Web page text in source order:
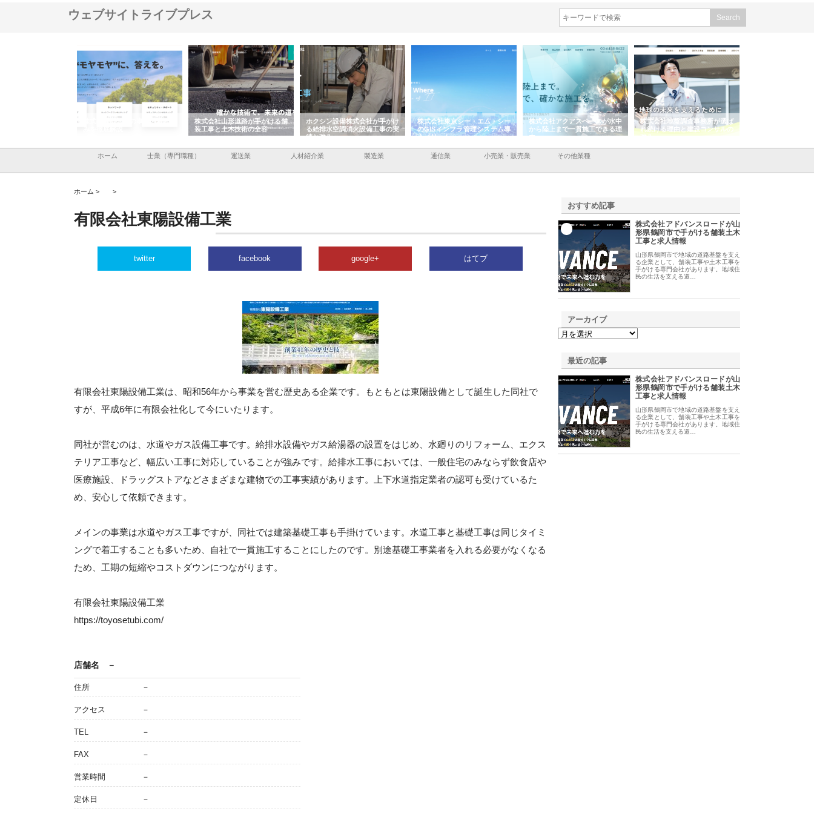
ウェブサイトライブプレス
株式会社ＣＳＡの事業内容と強
株式会社山形道路が手がける舗
装工事と土木技術の全容
ホクシン設備株式会社が手がけ
る給排水空調消火設備工事の実
績と強み
株式会社東京シー・エム・シー
のGISインフラ管理システム導
入メリット
株式会社アクアスペースが水中
から陸上まで一貫施工できる理
由
株式会社地盤調査事務所が選ば
れ続ける理由と建設コンサルの
強み
ホーム 士業（専門職種） 運送業 人材紹介業 製造業 通信業 小売業・販売業 その他業種
ホーム > >
有限会社東陽設備工業
twitter facebook google+ はてブ
有限会社東陽設備工業は、昭和56年から事業を営む歴史ある企業です。もともとは東陽設備として誕生した同社で
すが、平成6年に有限会社化して今にいたります。
同社が営むのは、水道やガス設備工事です。給排水設備やガス給湯器の設置をはじめ、水廻りのリフォーム、エクス
テリア工事など、幅広い工事に対応していることが強みです。給排水工事においては、一般住宅のみならず飲食店や
医療施設、ドラッグストアなどさまざまな建物での工事実績があります。上下水道指定業者の認可も受けているた
め、安心して依頼できます。
メインの事業は水道やガス工事ですが、同社では建築基礎工事も手掛けています。水道工事と基礎工事は同じタイミ
ングで着工することも多いため、自社で一貫施工することにしたのです。別途基礎工事業者を入れる必要がなくなる
ため、工期の短縮やコストダウンにつながります。
有限会社東陽設備工業
https://toyosetubi.com/
店舗名 －
住所 －
アクセス －
TEL －
FAX －
営業時間 －
定休日 －
おすすめ記事
株式会社アドバンスロードが山
形県鶴岡市で手がける舗装土木
工事と求人情報
山形県鶴岡市で地域の道路基盤を支え
る企業として、舗装工事や土木工事を
手がける専門会社があります。地域住
民の生活を支える道…
アーカイブ
最近の記事
株式会社アドバンスロードが山
形県鶴岡市で手がける舗装土木
工事と求人情報
山形県鶴岡市で地域の道路基盤を支え
る企業として、舗装工事や土木工事を
手がける専門会社があります。地域住
民の生活を支える道…